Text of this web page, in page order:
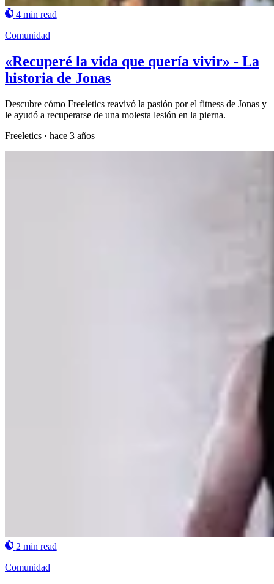
4 min read
Comunidad
«Recuperé la vida que quería vivir» - La
historia de Jonas
Descubre cómo Freeletics reavivó la pasión por el fitness de Jonas y
le ayudó a recuperarse de una molesta lesión en la pierna.
Freeletics · hace 3 años
2 min read
Comunidad